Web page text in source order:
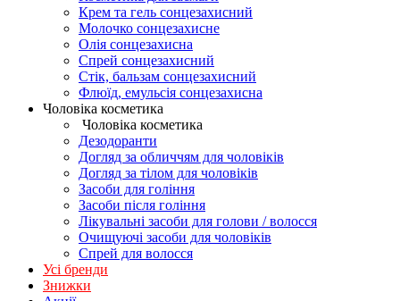
Крем та гель сонцезахисний
Молочко сонцезахисне
Олія сонцезахисна
Спрей сонцезахисний
Стік, бальзам сонцезахисний
Флюїд, емульсія сонцезахисна
Чоловіка косметика
Чоловіка косметика
Дезодоранти
Догляд за обличчям для чоловіків
Догляд за тілом для чоловіків
Засоби для гоління
Засоби після гоління
Лікувальні засоби для голови / волосся
Очищуючі засоби для чоловіків
Спрей для волосся
Усі бренди
Знижки